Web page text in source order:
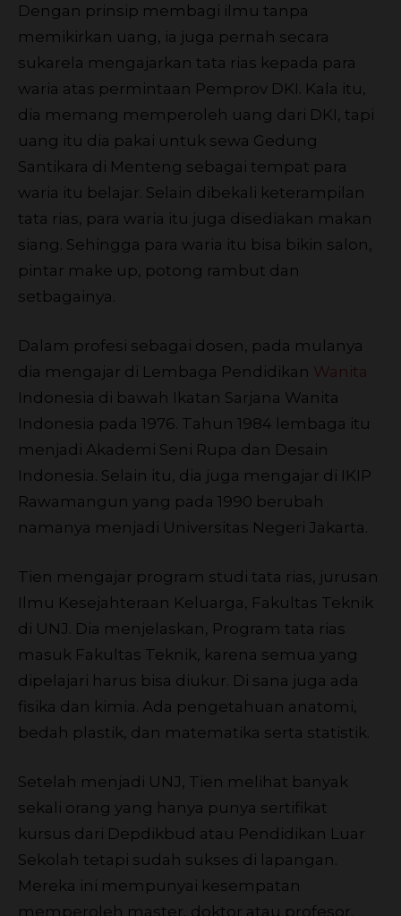
Dengan prinsip membagi ilmu tanpa
memikirkan uang, ia juga pernah secara
sukarela mengajarkan tata rias kepada para
waria atas permintaan Pemprov DKI. Kala itu,
dia memang memperoleh uang dari DKI, tapi
uang itu dia pakai untuk sewa Gedung
Santikara di Menteng sebagai tempat para
waria itu belajar. Selain dibekali keterampilan
tata rias, para waria itu juga disediakan makan
siang. Sehingga para waria itu bisa bikin salon,
pintar make up, potong rambut dan
setbagainya.
Dalam profesi sebagai dosen, pada mulanya
dia mengajar di Lembaga Pendidikan Wanita
Indonesia di bawah Ikatan Sarjana Wanita
Indonesia pada 1976. Tahun 1984 lembaga itu
menjadi Akademi Seni Rupa dan Desain
Indonesia. Selain itu, dia juga mengajar di IKIP
Rawamangun yang pada 1990 berubah
namanya menjadi Universitas Negeri Jakarta.
Tien mengajar program studi tata rias, jurusan
Ilmu Kesejahteraan Keluarga, Fakultas Teknik
di UNJ. Dia menjelaskan, Program tata rias
masuk Fakultas Teknik, karena semua yang
dipelajari harus bisa diukur. Di sana juga ada
fisika dan kimia. Ada pengetahuan anatomi,
bedah plastik, dan matematika serta statistik.
Setelah menjadi UNJ, Tien melihat banyak
sekali orang yang hanya punya sertifikat
kursus dari Depdikbud atau Pendidikan Luar
Sekolah tetapi sudah sukses di lapangan.
Mereka ini mempunyai kesempatan
memperoleh master, doktor atau profesor.